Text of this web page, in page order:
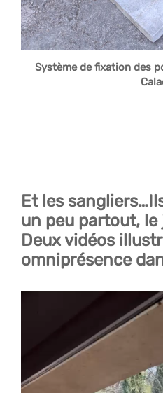
Système de fixation des
Et les
un peu partout,
Deux vidéos
omniprésence